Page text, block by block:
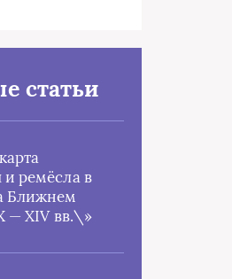
статьи
ремёсла в
Ближнем
— XIV вв.\»